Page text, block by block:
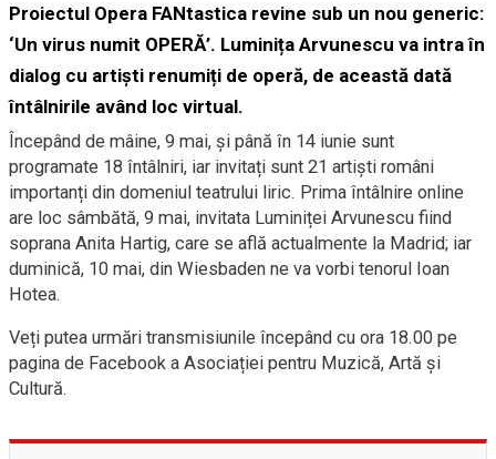
Proiectul Opera FANtastica revine sub un nou generic:
‘Un virus numit OPERĂ’. Luminița Arvunescu va intra în
dialog cu artiști renumiți de operă, de această dată
întâlnirile având loc virtual.
Începând de mâine, 9 mai, și până în 14 iunie sunt
programate 18 întâlniri, iar invitați sunt 21 artiști români
importanți din domeniul teatrului liric. Prima întâlnire online
are loc sâmbătă, 9 mai, invitata Luminiței Arvunescu fiind
soprana Anita Hartig, care se află actualmente la Madrid; iar
duminică, 10 mai, din Wiesbaden ne va vorbi tenorul Ioan
Hotea.
Veți putea urmări transmisiunile începând cu ora 18.00 pe
pagina de Facebook a Asociației pentru Muzică, Artă și
Cultură.